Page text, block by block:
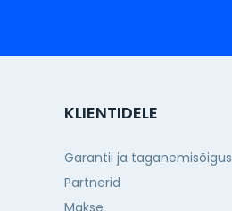
KLIENTIDELE
Garantii ja taganemisõigus
Partnerid